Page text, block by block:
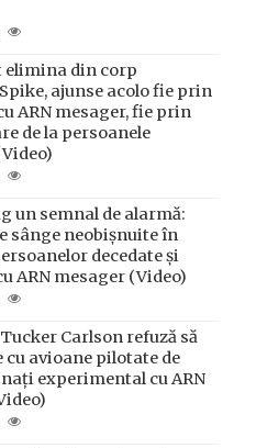
elimina din corp
ajunse acolo fie prin
ARN mesager, fie prin
de la persoanele
un semnal de alarmă:
sânge neobișnuite în
decedate și
ARN mesager (Video)
Carlson refuză să
cu avioane pilotate de
experimental cu ARN